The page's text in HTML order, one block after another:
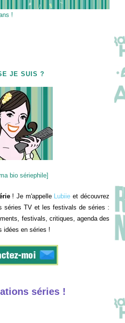
!
JE SUIS ?
bio sériephile]
! Je m'appelle Lubiie et découvrez
séries TV et les festivals de séries :
festivals, critiques, agenda des
idées en séries !
séries !